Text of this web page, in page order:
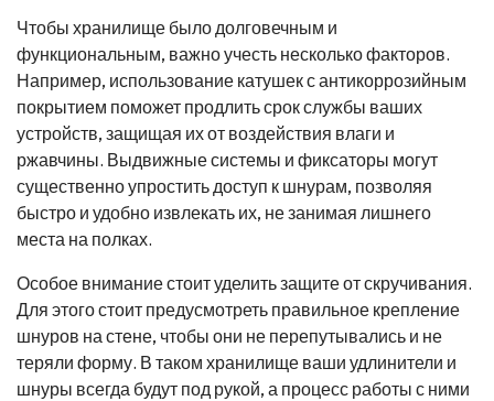
Чтобы хранилище было долговечным и
функциональным, важно учесть несколько факторов.
Например, использование катушек с антикоррозийным
покрытием поможет продлить срок службы ваших
устройств, защищая их от воздействия влаги и
ржавчины. Выдвижные системы и фиксаторы могут
существенно упростить доступ к шнурам, позволяя
быстро и удобно извлекать их, не занимая лишнего
места на полках.
Особое внимание стоит уделить защите от скручивания.
Для этого стоит предусмотреть правильное крепление
шнуров на стене, чтобы они не перепутывались и не
теряли форму. В таком хранилище ваши удлинители и
шнуры всегда будут под рукой, а процесс работы с ними